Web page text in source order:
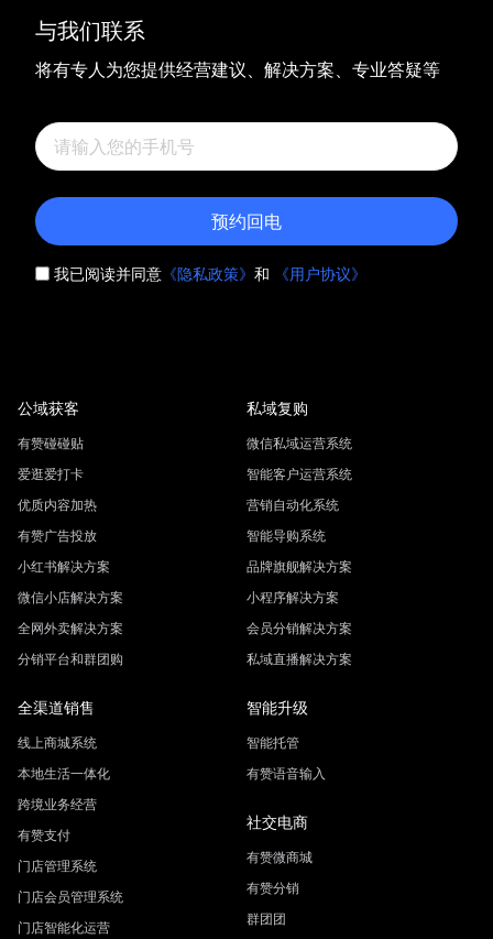
与我们联系
将有专人为您提供经营建议、解决方案、专业答疑等
预约回电
我已阅读并同意 《隐私政策》 和 《用户协议》
公域获客
有赞碰碰贴
爱逛爱打卡
优质内容加热
有赞广告投放
小红书解决方案
微信小店解决方案
全网外卖解决方案
分销平台和群团购
私域复购
微信私域运营系统
智能客户运营系统
营销自动化系统
智能导购系统
品牌旗舰解决方案
小程序解决方案
会员分销解决方案
私域直播解决方案
全渠道销售
线上商城系统
本地生活一体化
跨境业务经营
有赞支付
门店管理系统
门店会员管理系统
门店智能化运营
智能升级
智能托管
有赞语音输入
社交电商
有赞微商城
有赞分销
群团团